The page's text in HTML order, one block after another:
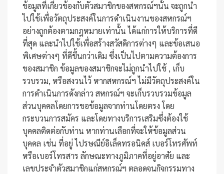
ข้อมูลที่เกี่ยวข้องกับตัวสมาชิกของสหกรณ์ฯนั้น จะถูกนำ
ไปใช้เพื่อวัตถุประสงค์ในการดำเนินงานของสหกรณ์ฯ
อย่างถูกต้องตามกฎหมายเท่านั้น ได้แก่การให้บริการที่ดี
ที่สุด และนำไปใช้เพื่อสร้างสวัสดิการต่างๆ และข้อเสนอ
พิเศษต่างๆ ที่ดีขึ้นกว่าเดิม ซึ่งเป็นไปตามความต้องการ
ของสมาชิก ข้อมูลของสมาชิกจะไม่ถูกนำไปใช้ , เก็บ
รวบรวม, หรือสงวนไว้ หากสหกรณ์ฯ ไม่มีวัตถุประสงค์ใน
การดำเนินการดังกล่าว สหกรณ์ฯ จะเก็บรวบรวมข้อมูล
ส่วนบุคคลโดยการขอข้อมูลจากท่านโดยตรง โดย
กระบวนการสมัคร และโดยทางบริการเสริมซึ่งต้องใช้
บุคคลติดต่อกับท่าน หากท่านเลือกที่จะให้ข้อมูลส่วน
บุคคล เช่น ที่อยู่ ไปรษณีย์อิเล็คทรอนิคส์ เบอร์โทรศัพท์
หรือเบอร์โทรสาร ลักษณะทางภูมิภาคที่อยู่อาศัย และ
เลขประจำตัวสมาชิกแก่สหกรณ์ฯ ตลอดจนกิจกรรมทาง